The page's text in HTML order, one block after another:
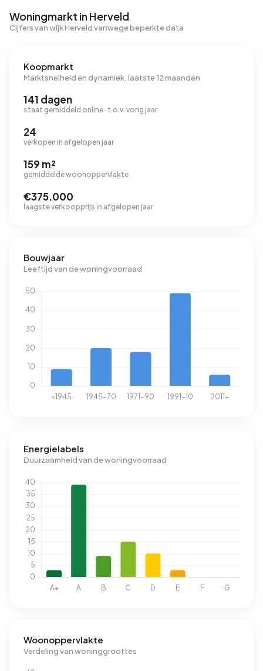
Woningmarkt in Herveld
Cijfers van wijk Herveld vanwege beperkte data
Koopmarkt
Marktsnelheid en dynamiek, laatste 12 maanden
141 dagen
staat gemiddeld online · t.o.v. vorig jaar
24
verkopen in afgelopen jaar
159 m²
gemiddelde woonoppervlakte
€375.000
laagste verkoopprijs in afgelopen jaar
Bouwjaar
Leeftijd van de woningvoorraad
Energielabels
Duurzaamheid van de woningvoorraad
Woonoppervlakte
Verdeling van woninggroottes